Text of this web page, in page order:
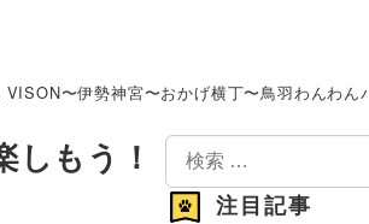
〜伊勢神宮〜おかげ横丁〜鳥羽わんわん
しもう！
検
索
注目記事